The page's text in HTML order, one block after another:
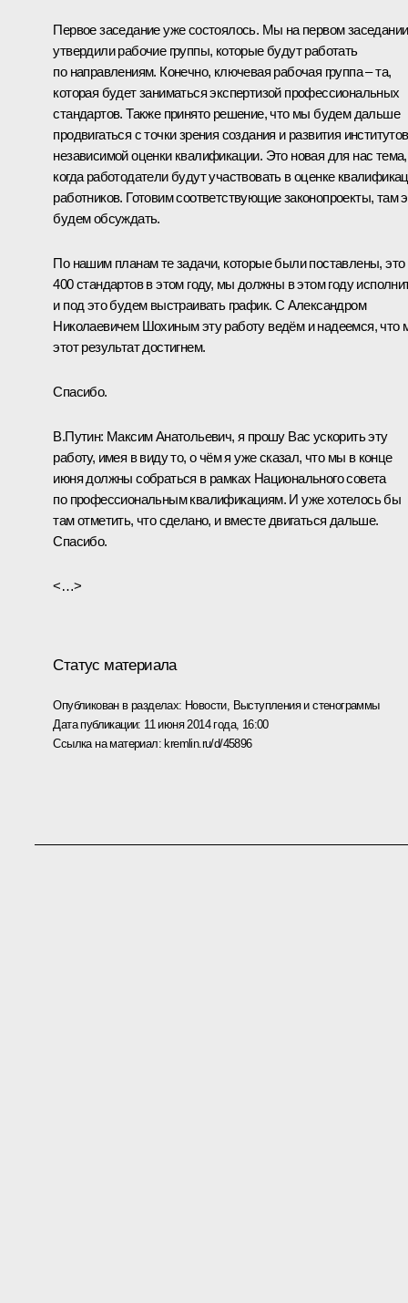
Первое заседание уже состоялось. Мы на первом заседании
утвердили рабочие группы, которые будут работать
по направлениям. Конечно, ключевая рабочая группа – та,
которая будет заниматься экспертизой профессиональных
стандартов. Также принято решение, что мы будем дальше
продвигаться с точки зрения создания и развития институтов
независимой оценки квалификации. Это новая для нас тема,
когда работодатели будут участвовать в оценке
работников. Готовим соответствующие законопроекты, там
будем обсуждать.
По нашим планам те задачи, которые были поставлены, это
400 стандартов в этом году, мы должны в этом году
и под это будем выстраивать график. С Александром
Николаевичем Шохиным эту работу ведём и надеемся, что
этот результат достигнем.
Спасибо.
В.Путин: Максим Анатольевич, я прошу Вас ускорить эту
работу, имея в виду то, о чём я уже сказал, что мы в конце
июня должны собраться в рамках Национального совета
по профессиональным квалификациям. И уже хотелось бы
там отметить, что сделано, и вместе двигаться дальше.
Спасибо.
<…>
Статус материала
Опубликован в разделах: Новости, Выступления и стенограммы
Дата публикации: 11 июня 2014 года, 16:00
Ссылка на материал: kremlin.ru/d/45896